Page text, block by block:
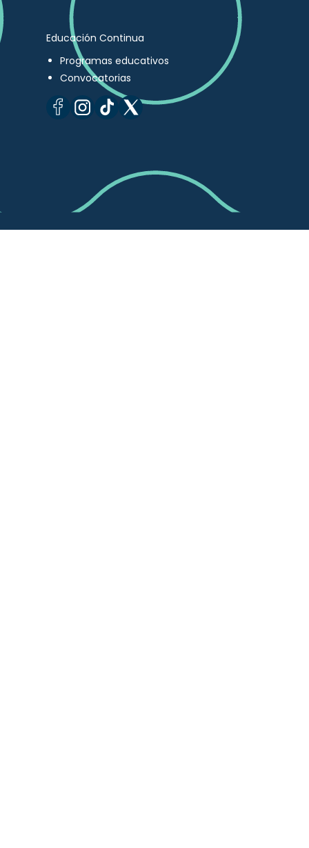
Educación Continua
Programas educativos
Convocatorias